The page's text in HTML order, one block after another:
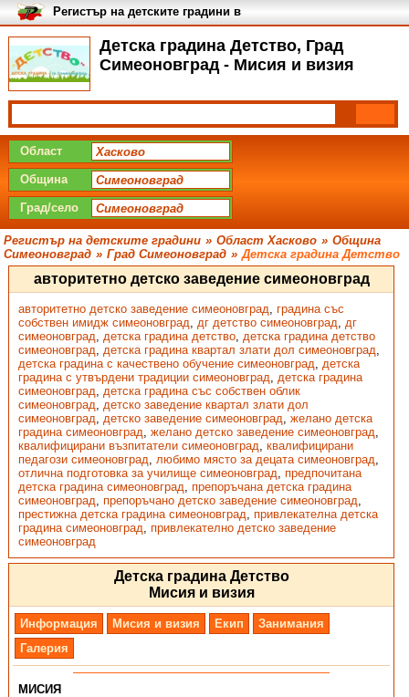
Детска градина Детство, Град
Симеоновград - Мисия и визия
Регистър на детските градини в
България
Област
Община
Град/село
Регистър на детските градини » Област Хасково » Община
Симеоновград » Град Симеоновград » Детска градина Детство
авторитетно детско заведение симеоновград
авторитетно детско заведение симеоновград, градина със
собствен имидж симеоновград, дг детство симеоновград, дг
симеоновград, детска градина детство, детска градина детство
симеоновград, детска градина квартал злати дол симеоновград,
детска градина с качествено обучение симеоновград, детска
градина с утвърдени традиции симеоновград, детска градина
симеоновград, детска градина със собствен облик
симеоновград, детско заведение квартал злати дол
симеоновград, детско заведение симеоновград, желано детска
градина симеоновград, желано детско заведение симеоновград,
квалифицирани възпитатели симеоновград, квалифицирани
педагози симеоновград, любимо място за децата симеоновград,
отлична подготовка за училище симеоновград, предпочитана
детска градина симеоновград, препоръчана детска градина
симеоновград, препоръчано детско заведение симеоновград,
престижна детска градина симеоновград, привлекателна детска
градина симеоновград, привлекателно детско заведение
симеоновград
Детска градина Детство
Мисия и визия
Информация Мисия и визия Екип
Занимания
Галерия
МИСИЯ